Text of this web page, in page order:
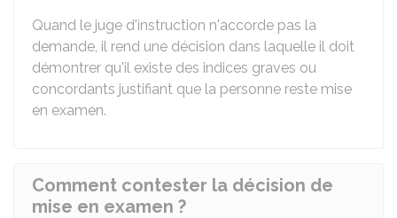
Quand le juge d'instruction n'accorde pas la
demande, il rend une décision dans laquelle il doit
démontrer qu'il existe des indices graves ou
concordants justifiant que la personne reste mise
en examen.
Comment contester la décision de
mise en examen ?